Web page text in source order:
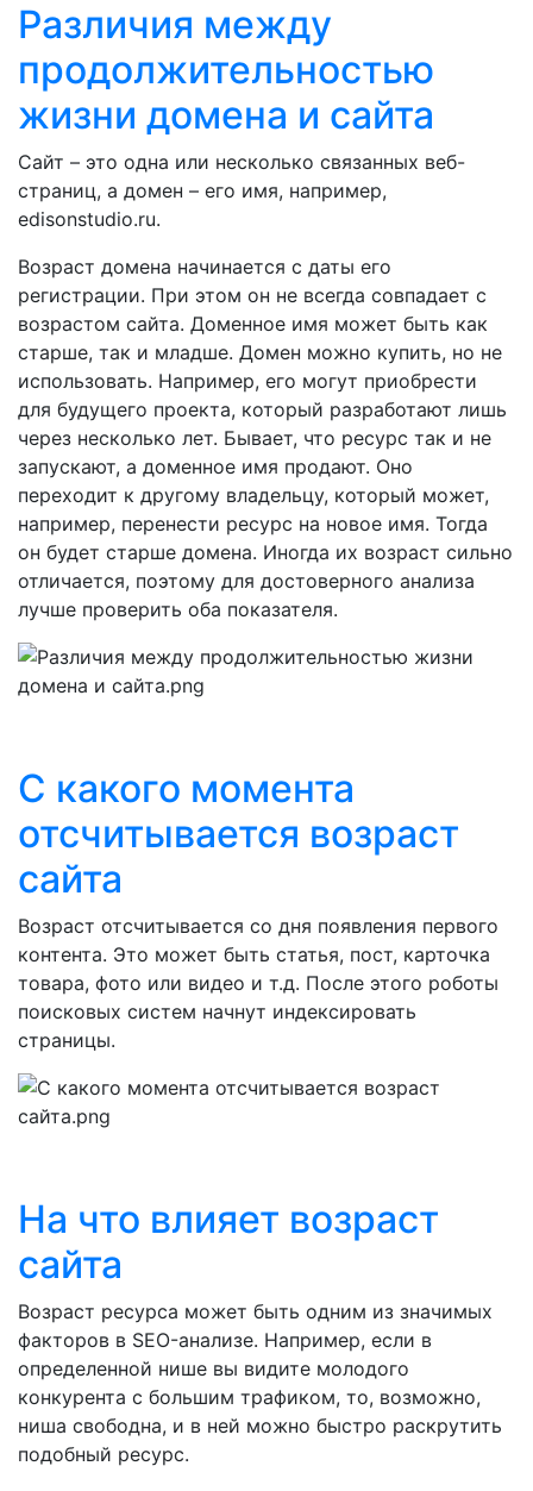
Различия между
продолжительностью
жизни домена и сайта
Сайт – это одна или несколько связанных веб-
страниц, а домен – его имя, например,
edisonstudio.ru.
Возраст домена начинается с даты его
регистрации. При этом он не всегда совпадает с
возрастом сайта. Доменное имя может быть как
старше, так и младше. Домен можно купить, но не
использовать. Например, его могут приобрести
для будущего проекта, который разработают лишь
через несколько лет. Бывает, что ресурс так и не
запускают, а доменное имя продают. Оно
переходит к другому владельцу, который может,
например, перенести ресурс на новое имя. Тогда
он будет старше домена. Иногда их возраст сильно
отличается, поэтому для достоверного анализа
лучше проверить оба показателя.
С какого момента
отсчитывается возраст
сайта
Возраст отсчитывается со дня появления первого
контента. Это может быть статья, пост, карточка
товара, фото или видео и т.д. После этого роботы
поисковых систем начнут индексировать
страницы.
На что влияет возраст
сайта
Возраст ресурса может быть одним из значимых
факторов в SEO-анализе. Например, если в
определенной нише вы видите молодого
конкурента с большим трафиком, то, возможно,
ниша свободна, и в ней можно быстро раскрутить
подобный ресурс.